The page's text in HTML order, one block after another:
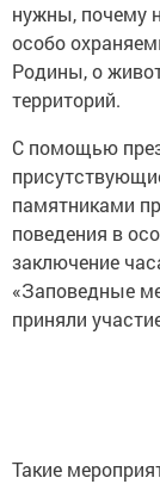
нужны, почему
особо
Родины, о
территорий.
С помощью
памятниками
поведения в
заключение
«Заповедные
приняли
Такие